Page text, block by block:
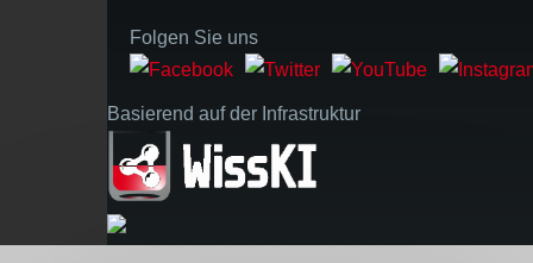
Folgen Sie uns
Basierend auf der Infrastruktur